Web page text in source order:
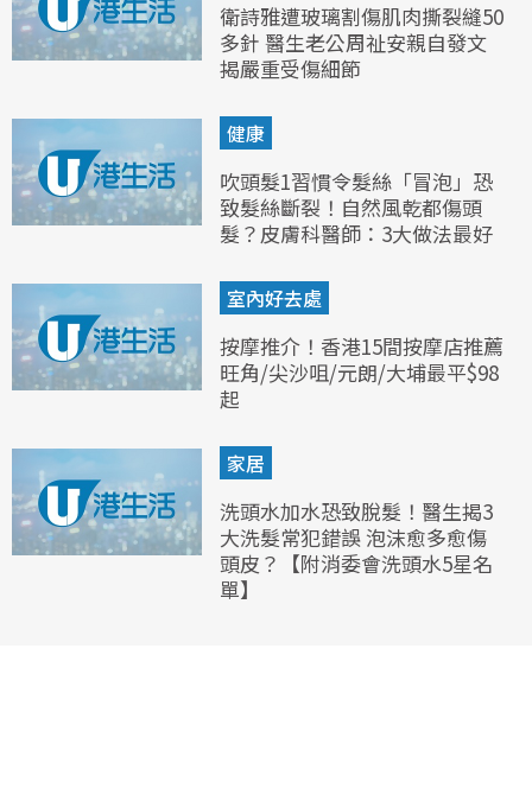
衛詩雅遭玻璃割傷肌肉撕裂縫50
多針 醫生老公周祉安親自發文
揭嚴重受傷細節
健康
吹頭髮1習慣令髮絲「冒泡」恐
致髮絲斷裂！自然風乾都傷頭
髮？皮膚科醫師：3大做法最好
室內好去處
按摩推介！香港15間按摩店推薦
旺角/尖沙咀/元朗/大埔最平$98
起
家居
洗頭水加水恐致脫髮！醫生揭3
大洗髮常犯錯誤 泡沫愈多愈傷
頭皮？【附消委會洗頭水5星名
單】